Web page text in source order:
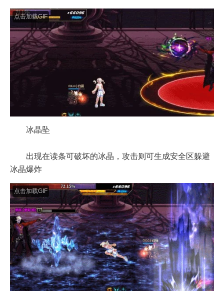
点击加载GIF
冰晶坠
出现在读条可破坏的冰晶，攻击则可生成安全区躲避
冰晶爆炸
点击加载GIF